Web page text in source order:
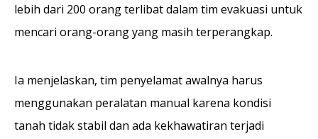
lebih dari 200 orang terlibat dalam tim evakuasi untuk
mencari orang-orang yang masih terperangkap.
Ia menjelaskan, tim penyelamat awalnya harus
menggunakan peralatan manual karena kondisi
tanah tidak stabil dan ada kekhawatiran terjadi